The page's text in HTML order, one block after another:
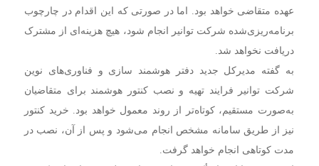
عهده متقاضی خواهد بود. اما در صورتی که این اقدام در چارچوب
برنامه‌ریزی‌شده شرکت توانیر انجام شود، هیچ هزینه‌ای از مشترک
دریافت نخواهد شد.
به گفته مدیرکل جدید دفتر هوشمند سازی و فناوری‌های نوین
شرکت توانیر فرایند تهیه و نصب کنتور هوشمند برای متقاضیان
به‌صورت مستقیم، کوتاه‌تر از روند معمول خواهد بود. خرید کنتور
نیز از طریق سامانه‌ مشخص انجام می‌شود و پس از آن، نصب در
مدت کوتاهی انجام خواهد گرفت.